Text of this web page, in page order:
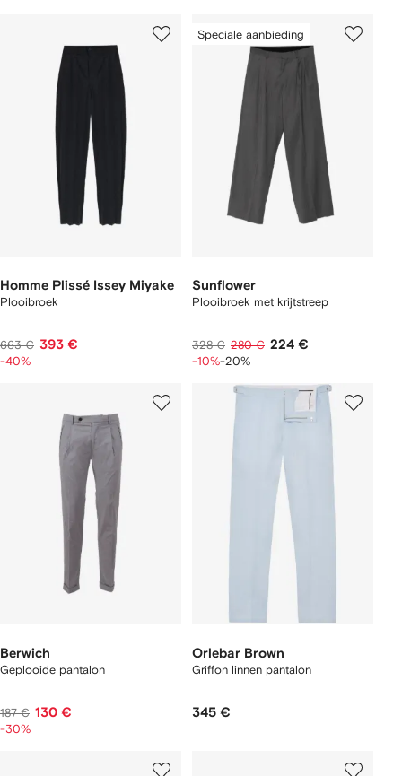
Homme Plissé Issey Miyake
Plooibroek
663 € 393 €
-40%
Speciale aanbieding
Sunflower
Plooibroek met krijtstreep
328 € 280 € 224 €
-10%-20%
Berwich
Geplooide pantalon
187 € 130 €
-30%
Orlebar Brown
Griffon linnen pantalon
345 €